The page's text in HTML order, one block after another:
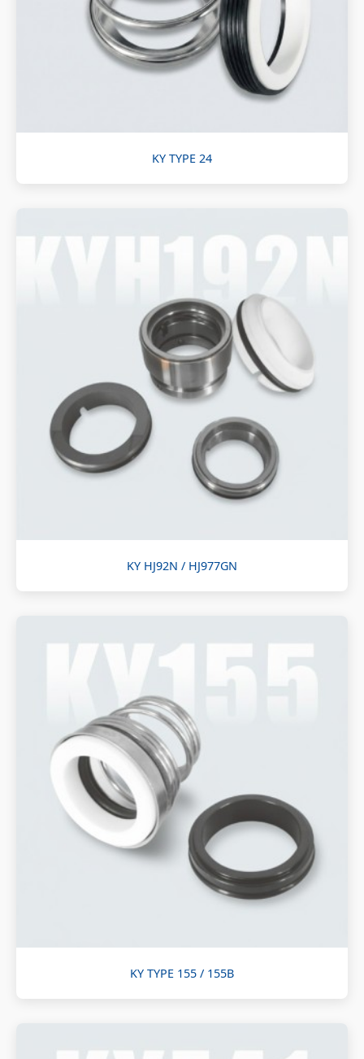
KY TYPE 24
KY HJ92N / HJ977GN
KY TYPE 155 / 155B